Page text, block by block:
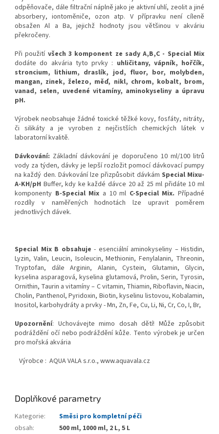
odpěňovače, dále filtrační náplně jako je aktivní uhlí, zeolit a jiné
absorbery, iontoměniče, ozon atp. V přípravku není cíleně
obsažen Al a Ba, jejichž hodnoty jsou většinou v akváriu
překročeny.
Při použití všech 3 komponent ze sady A,B,C - Special Mix
dodáte do akvária tyto prvky : uhličitany, vápník, hořčík,
stroncium, lithium, draslík, jod, fluor, bor, molybden,
mangan, zinek, železo, měď, nikl, chrom, kobalt, brom,
vanad, selen, uvedené vitamíny, aminokyseliny a úpravu
pH.
Výrobek neobsahuje žádné toxické těžké kovy, fosfáty, nitráty,
či silikáty a je vyroben z nejčistších chemických látek v
laboratorní kvalitě.
Dávkování: Základní dávkování je doporučeno 10 ml/100 litrů
vody za týden, dávky je lepší rozložit pomocí dávkovací pumpy
na každý den. Dávkování lze přizpůsobit dávkám Special Mixu-
A-KH/pH Buffer, kdy ke každé dávce 20 až 25 ml přidáte 10 ml
komponenty B-Special Mix a 10 ml C-Special Mix. Případné
rozdíly v naměřených hodnotách lze upravit poměrem
jednotlivých dávek.
Special Mix B obsahuje - esenciální aminokyseliny – Histidin,
Lyzin, Valin, Leucin, Isoleucin, Methionin, Fenylalanin, Threonin,
Tryptofan, dále Arginin, Alanin, Cystein, Glutamin, Glycin,
kyselina asparagová, kyselina glutamová, Prolin, Serin, Tyrosin,
Ornithin, Taurin a vitamíny – C vitamin, Thiamin, Riboflavin, Niacin,
Cholin, Panthenol, Pyridoxin, Biotin, kyselinu listovou, Kobalamin,
Inositol, karbohydráty a prvky - Mn, Zn, Fe, Cu, Li, Ni, Cr, Co, I, Br,
Upozornění: Uchovávejte mimo dosah dětí! Může způsobit
podráždění očí nebo podráždění kůže. Tento výrobek je určen
pro mořská akvária
Výrobce : AQUA VALA s.r.o., www.aquavala.cz
Doplňkové parametry
Kategorie:
Směsi pro kompletní péči
obsah:
500 ml, 1000 ml, 2 L, 5 L